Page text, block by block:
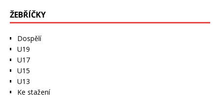
ŽEBŘÍČKY
Dospělí
U19
U17
U15
U13
Ke stažení